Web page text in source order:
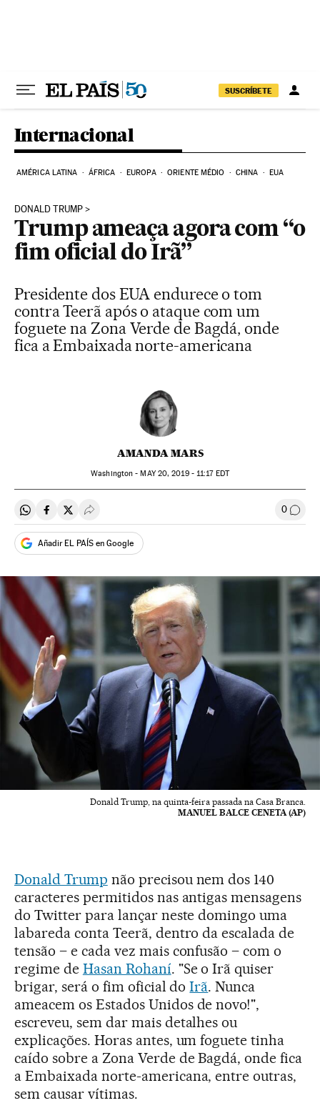
SUSCRÍBETE
Internacional
AMÉRICA LATINA ÁFRICA EUROPA ORIENTE MÉDIO CHINA EUA
DONALD TRUMP
Trump ameaça agora com “o
fim oficial do Irã”
Presidente dos EUA endurece o tom
contra Teerã após o ataque com um
foguete na Zona Verde de Bagdá, onde
fica a Embaixada norte-americana
AMANDA MARS
Washington -MAY20, 2019 - 11:17EDT
Compartir en Whatsapp
Compartir en Facebook
Compartir en Twitter
Desplegar Redes Sociales 0
Añadir EL PAÍS en Google
Donald Trump, na quinta-feira passada na Casa Branca.
MANUEL BALCE CENETA (AP)
Donald Trump não precisou nem dos 140
caracteres permitidos nas antigas mensagens
do Twitter para lançar neste domingo uma
labareda conta Teerã, dentro da escalada de
tensão – e cada vez mais confusão – com o
regime de Hasan Rohaní. "Se o Irã quiser
brigar, será o fim oficial doIrã. Nunca
ameacem os Estados Unidos de novo!",
escreveu, sem dar mais detalhes ou
explicações. Horas antes, um foguete tinha
caído sobre a Zona Verde de Bagdá, onde fica
a Embaixada norte-americana, entre outras,
sem causar vítimas.